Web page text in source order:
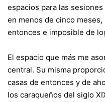
espacios para las
en menos de cinco
entonces e imposible de
El espacio que más me
central. Su misma
casas de entonces y de
los caraqueños del siglo